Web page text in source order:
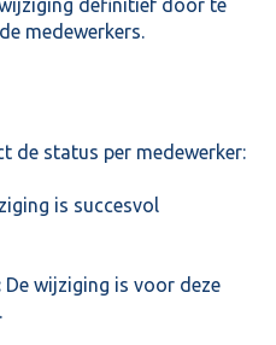
definitief door te
medewerkers.
de status per medewerker:
is succesvol
De wijziging is voor deze